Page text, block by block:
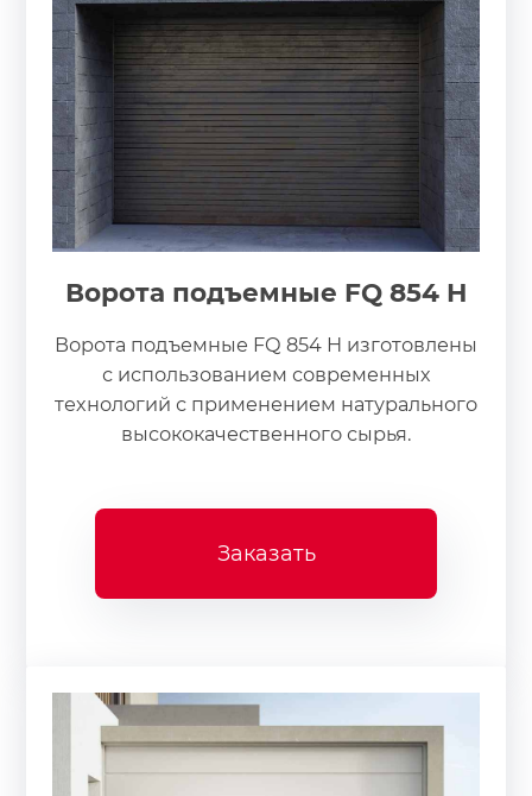
Ворота подъемные FQ 854 H
Ворота подъемные FQ 854 H изготовлены
с использованием современных
технологий с применением натурального
высококачественного сырья.
Заказать